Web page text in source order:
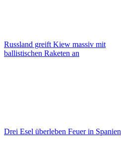
Russland greift Kiew massiv mit
ballistischen Raketen an
Drei Esel überleben Feuer in Spanien